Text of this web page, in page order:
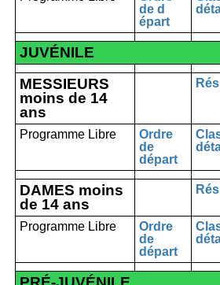
de d
épart
JUVÉNILE
MESSIEURS
moins de 14
ans
Programme Libre
Ordre
de
départ
DAMES moins
de 14 ans
Programme Libre
Ordre
de
départ